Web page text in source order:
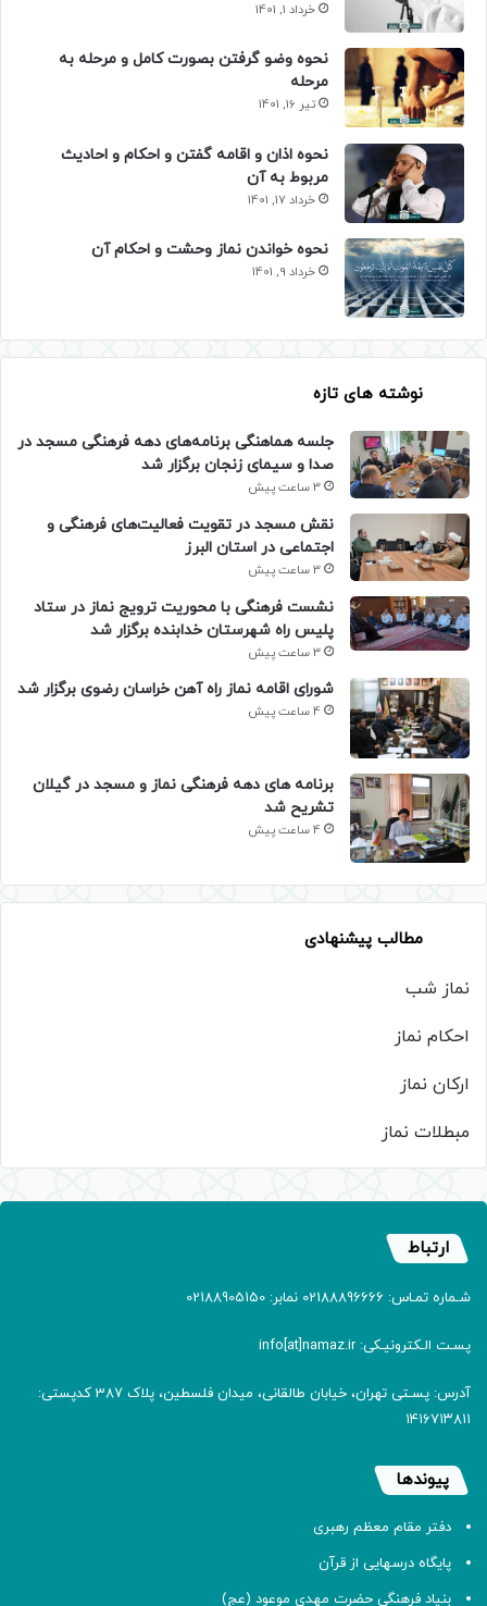
خرداد 1, 1401
نحوه وضو گرفتن بصورت کامل و مرحله به
مرحله
تیر 16, 1401
نحوه اذان و اقامه گفتن و احکام و احادیث
مربوط به آن
خرداد 17, 1401
نحوه خواندن نماز وحشت و احکام آن
خرداد 9, 1401
نوشته های تازه
جلسه هماهنگی برنامه‌های دهه فرهنگی مسجد در
صدا و سیمای زنجان برگزار شد
3 ساعت پیش
نقش مسجد در تقویت فعالیت‌های فرهنگی و
اجتماعی در استان البرز
3 ساعت پیش
نشست فرهنگی با محوریت ترویج نماز در ستاد
پلیس راه شهرستان خدابنده برگزار شد
3 ساعت پیش
شورای اقامه نماز راه آهن خراسان رضوی برگزار شد
4 ساعت پیش
برنامه های دهه فرهنگی نماز و مسجد در گیلان
تشریح شد
4 ساعت پیش
مطالب پیشنهادی
نماز شب
احکام نماز
ارکان نماز
مبطلات نماز
ارتباط
شـماره تمـاس: 02188896666 نمابر: 02188905150
پسـت الـکترونیـکی: info[at]namaz.ir
آدرس: پسـتی تهران، خیابان طالقانی، میدان فلسطین، پلاک 387 کدپستی:
۱۴۱۶۷۱۳۸۱۱
پیوندها
دفتر مقام معظم رهبری
پایگاه درسهایی از قرآن
بنیاد فرهنگی حضرت مهدی موعود (عج)